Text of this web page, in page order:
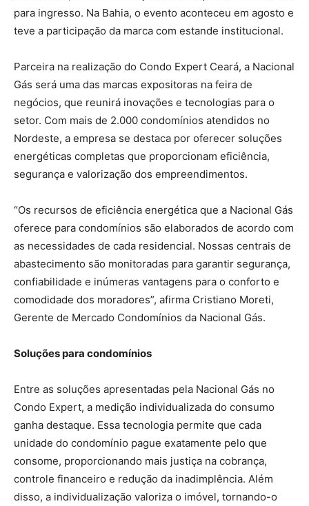
para ingresso. Na Bahia, o evento aconteceu em agosto e
teve a participação da marca com estande institucional.
Parceira na realização do Condo Expert Ceará, a Nacional
Gás será uma das marcas expositoras na feira de
negócios, que reunirá inovações e tecnologias para o
setor. Com mais de 2.000 condomínios atendidos no
Nordeste, a empresa se destaca por oferecer soluções
energéticas completas que proporcionam eficiência,
segurança e valorização dos empreendimentos.
“Os recursos de eficiência energética que a Nacional Gás
oferece para condomínios são elaborados de acordo com
as necessidades de cada residencial. Nossas centrais de
abastecimento são monitoradas para garantir segurança,
confiabilidade e inúmeras vantagens para o conforto e
comodidade dos moradores”, afirma Cristiano Moreti,
Gerente de Mercado Condomínios da Nacional Gás.
Soluções para condomínios
Entre as soluções apresentadas pela Nacional Gás no
Condo Expert, a medição individualizada do consumo
ganha destaque. Essa tecnologia permite que cada
unidade do condomínio pague exatamente pelo que
consome, proporcionando mais justiça na cobrança,
controle financeiro e redução da inadimplência. Além
disso, a individualização valoriza o imóvel, tornando-o